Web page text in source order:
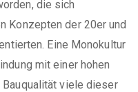
die sich
Konzepten der 20er und
Eine Monokultur
mit einer hohen
viele dieser